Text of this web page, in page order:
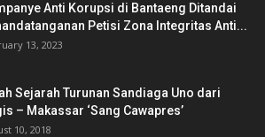
Anti Korupsi di Bantaeng Ditandai
Petisi Zona Integritas Anti...
13, 2023
Sejarah Turunan Sandiaga Uno dari
– Makassar ‘Sang Cawapres’
10, 2018